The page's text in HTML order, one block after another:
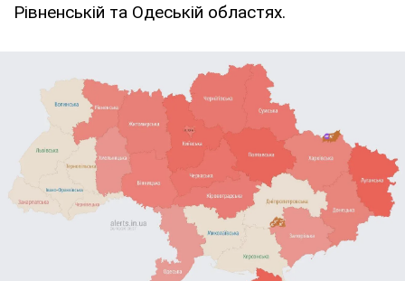
Рівненській та Одеській областях.